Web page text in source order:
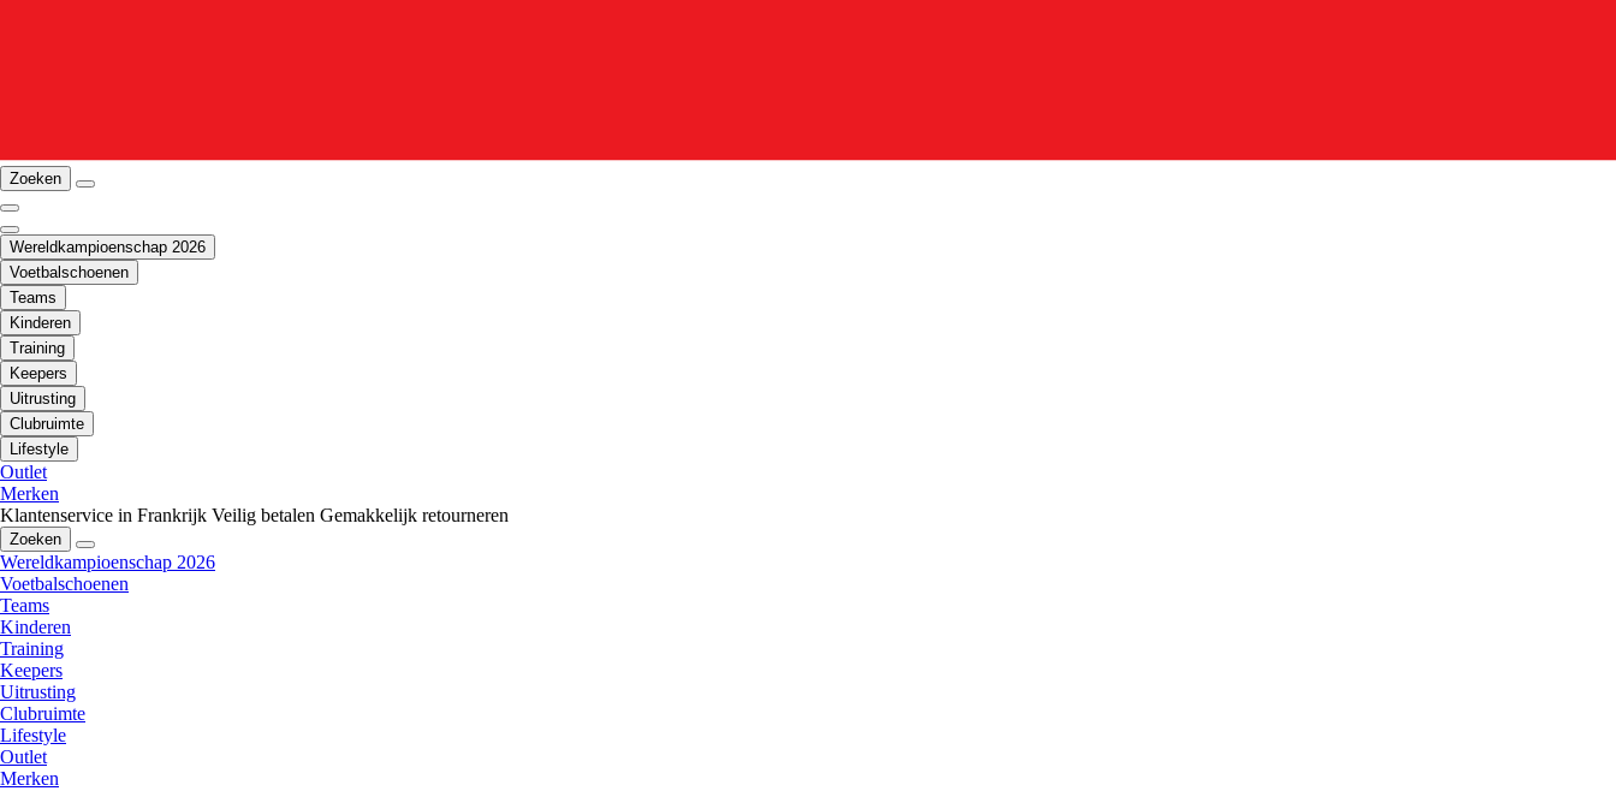
Zoeken
Wereldkampioenschap 2026
Voetbalschoenen
Teams
Kinderen
Training
Keepers
Uitrusting
Clubruimte
Lifestyle
Outlet
Merken
Klantenservice in Frankrijk Veilig betalen Gemakkelijk retourneren
Zoeken
Wereldkampioenschap 2026
Voetbalschoenen
Teams
Kinderen
Training
Keepers
Uitrusting
Clubruimte
Lifestyle
Outlet
Merken